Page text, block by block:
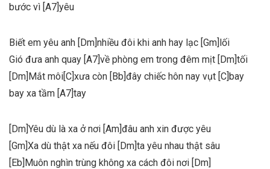
bước vì [A7]yêu
Biết em yêu anh [Dm]nhiều đôi khi anh hay lạc [Gm]lối
Gió đưa anh quay [A7]về phòng em trong đêm mịt [Dm]tối
[Dm]Mắt môi[C]xưa còn [Bb]đây chiếc hôn nay vụt [C]bay
bay xa tầm [A7]tay
[Dm]Yêu dù là xa ở nơi [Am]đâu anh xin được yêu
[Gm]Xa dù thật xa nếu đôi [Dm]ta yêu nhau thật sâu
[Eb]Muôn nghìn trùng không xa cách đôi nơi [Dm]